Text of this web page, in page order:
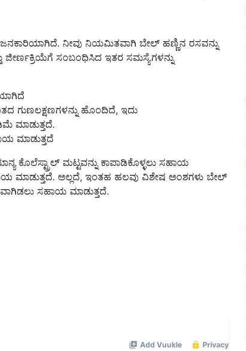
ನೀವು ನಿಯಮಿತವಾಗಿ ಬೇಲ್ ಹಣ್ಣಿನ ರಸವನ್ನು
ಜೀರ್ಣಕ್ರಿಯೆಗೆ ಸಂಬಂಧಿಸಿದ ಇತರ ಸಮಸ್ಯೆಗಳನ್ನು
ಗುಣಲಕ್ಷಣಗಳನ್ನು ಹೊಂದಿದೆ, ಇದು
ಮಾಡುತ್ತದೆ.
ಮಾಡುತ್ತದೆ
ಕೊಲೆಸ್ಟ್ರಾಲ್ ಮಟ್ಟವನ್ನು ಕಾಪಾಡಿಕೊಳ್ಳಲು ಸಹಾಯ
ಮಾಡುತ್ತದೆ. ಅಲ್ಲದೆ, ಇಂತಹ ಹಲವು ವಿಶೇಷ ಅಂಶಗಳು ಬೇಲ್
ಸಹಾಯ ಮಾಡುತ್ತದೆ.